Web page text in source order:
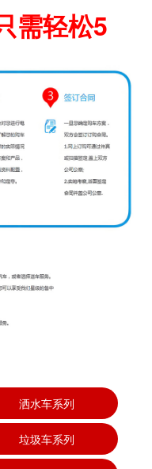
需轻松5
洒水车系列
垃圾车系列